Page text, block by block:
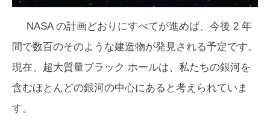
NASA の計画どおりにすべてが進めば、今後 2 年
間で数百のそのような建造物が発見される予定です。
現在、超大質量ブラック ホールは、私たちの銀河を
含むほとんどの銀河の中心にあると考えられていま
す。